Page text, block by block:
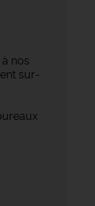
nos
sur-